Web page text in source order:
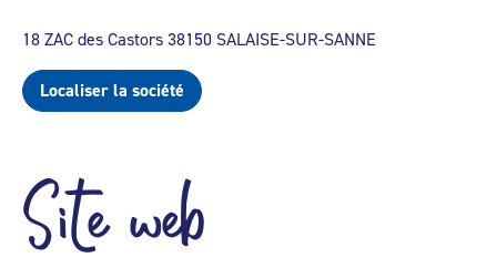
18 ZAC des Castors 38150 SALAISE-SUR-SANNE
Localiser la société
Site web